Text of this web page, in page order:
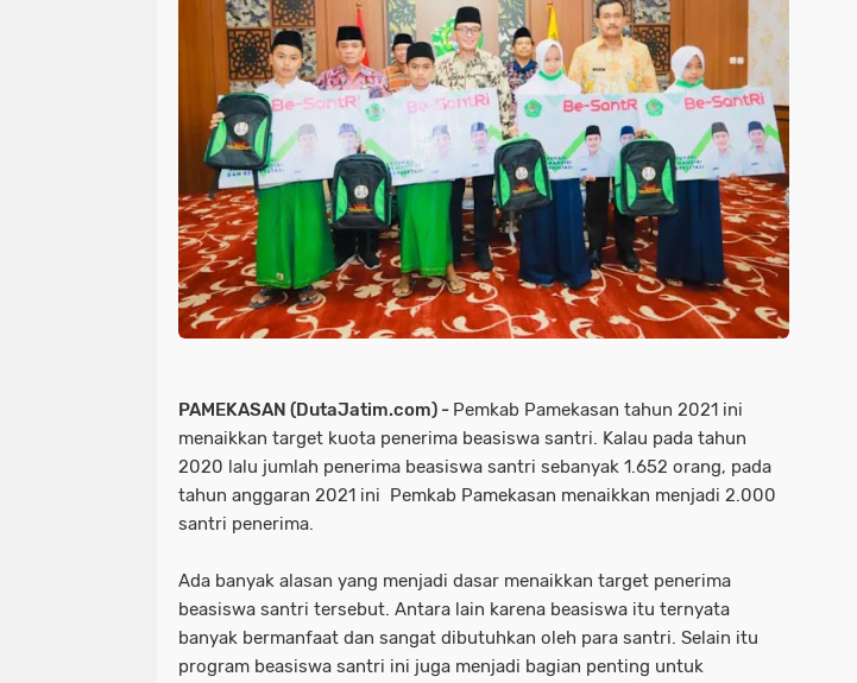
PAMEKASAN (DutaJatim.com) - Pemkab Pamekasan tahun 2021 ini
menaikkan target kuota penerima beasiswa santri. Kalau pada tahun
2020 lalu jumlah penerima beasiswa santri sebanyak 1.652 orang, pada
tahun anggaran 2021 ini Pemkab Pamekasan menaikkan menjadi 2.000
santri penerima.
Ada banyak alasan yang menjadi dasar menaikkan target penerima
beasiswa santri tersebut. Antara lain karena beasiswa itu ternyata
banyak bermanfaat dan sangat dibutuhkan oleh para santri. Selain itu
program beasiswa santri ini juga menjadi bagian penting untuk